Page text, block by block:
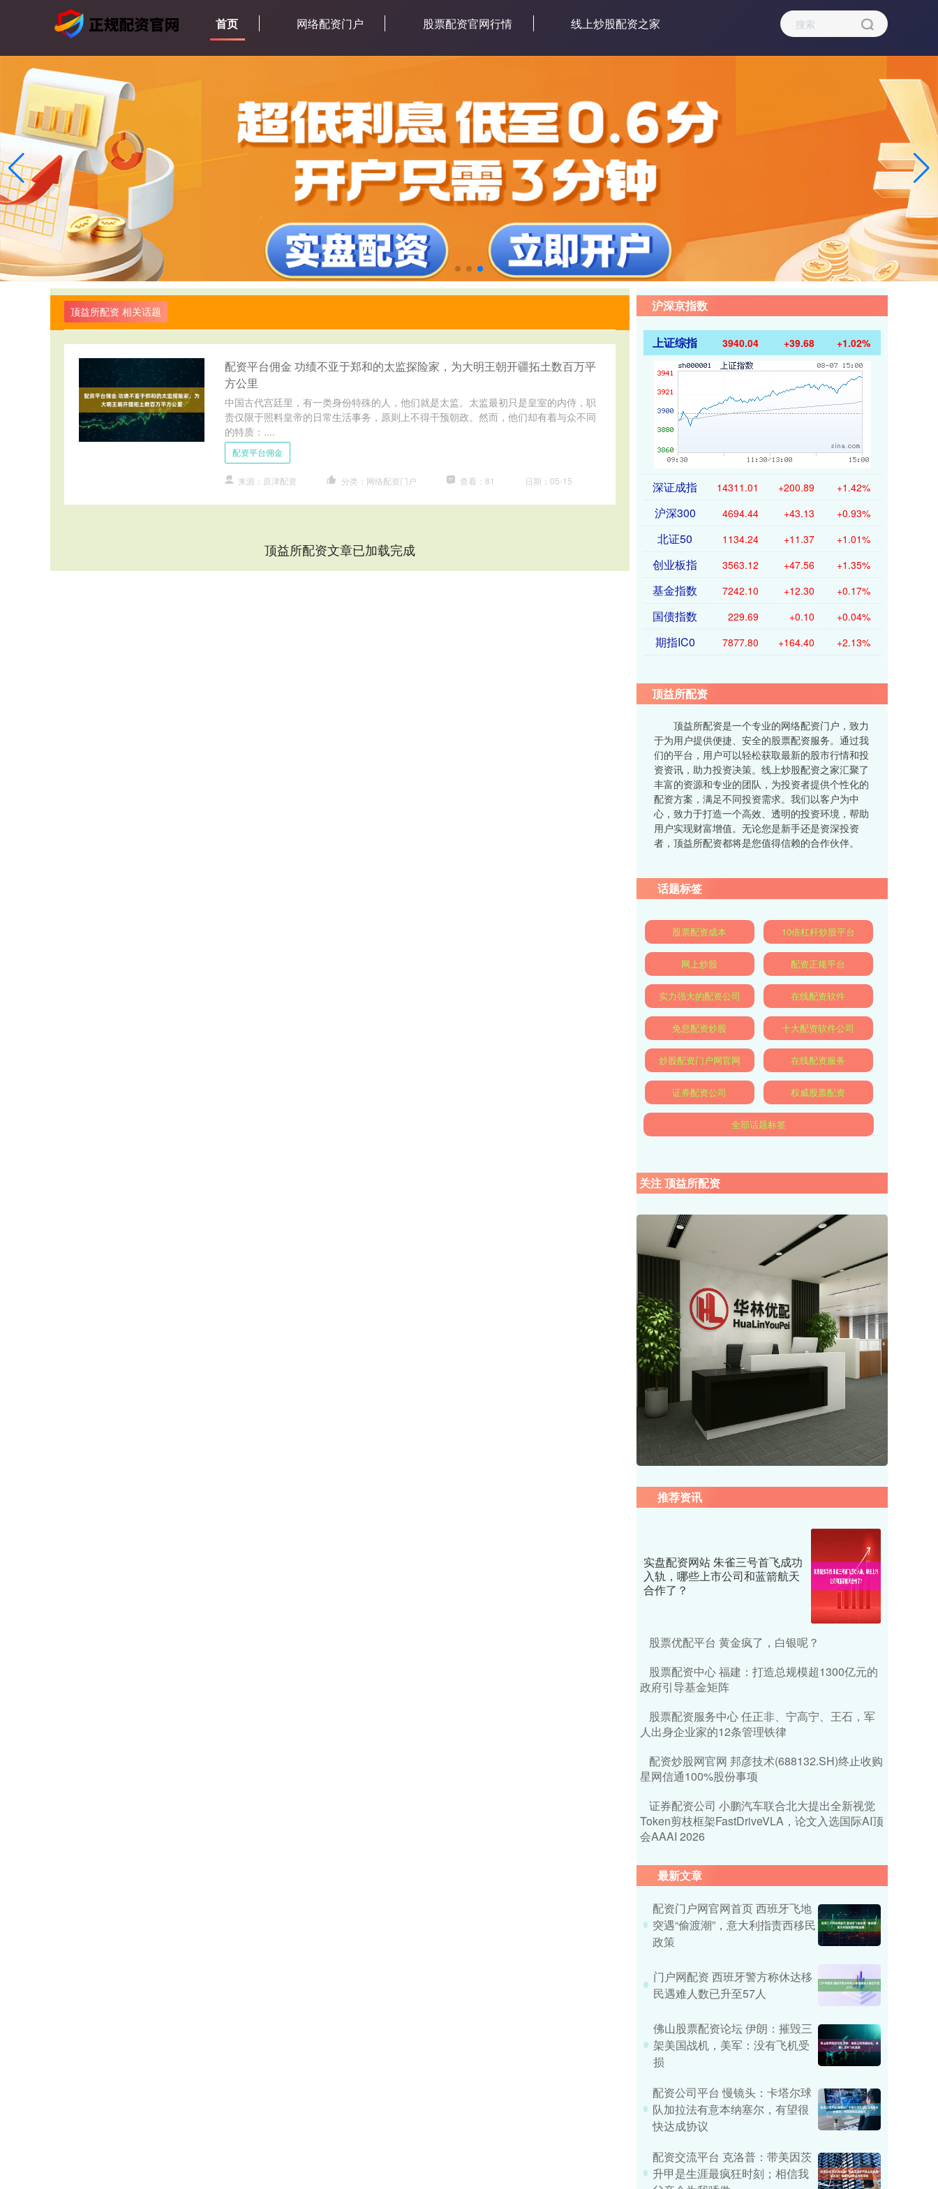
首页 网络配资门户 股票配资官网行情 线上炒股配资之家
顶益所配资 相关话题
配资平台佣金 功绩不亚于郑和的太监探险家，为大明王朝开疆拓土数百万平
方公里
中国古代宫廷里，有一类身份特殊的人，他们就是太监。太监最初只是皇室的内侍，职
责仅限于照料皇帝的日常生活事务，原则上不得干预朝政。然而，他们却有着与众不同
的特质：....
配资平台佣金
来源：原津配资 分类：网络配资门户 查看：81 日期：05-15
顶益所配资文章已加载完成
沪深京指数
上证综指 3940.04 +39.68 +1.02%
深证成指 14311.01 +200.89 +1.42%
沪深300 4694.44 +43.13 +0.93%
北证50 1134.24 +11.37 +1.01%
创业板指 3563.12 +47.56 +1.35%
基金指数 7242.10 +12.30 +0.17%
国债指数 229.69 +0.10 +0.04%
期指IC0 7877.80 +164.40 +2.13%
顶益所配资
顶益所配资是一个专业的网络配资门户，致力
于为用户提供便捷、安全的股票配资服务。通过我
们的平台，用户可以轻松获取最新的股市行情和投
资资讯，助力投资决策。线上炒股配资之家汇聚了
丰富的资源和专业的团队，为投资者提供个性化的
配资方案，满足不同投资需求。我们以客户为中
心，致力于打造一个高效、透明的投资环境，帮助
用户实现财富增值。无论您是新手还是资深投资
者，顶益所配资都将是您值得信赖的合作伙伴。
话题标签
股票配资成本 10倍杠杆炒股平台
网上炒股 配资正规平台
实力强大的配资公司 在线配资软件
免息配资炒股 十大配资软件公司
炒股配资门户网官网 在线配资服务
证券配资公司 权威股票配资
全部话题标签
关注 顶益所配资
推荐资讯
实盘配资网站 朱雀三号首飞成功
入轨，哪些上市公司和蓝箭航天
合作了？
股票优配平台 黄金疯了，白银呢？
股票配资中心 福建：打造总规模超1300亿元的
政府引导基金矩阵
股票配资服务中心 任正非、宁高宁、王石，军
人出身企业家的12条管理铁律
配资炒股网官网 邦彦技术(688132.SH)终止收购
星网信通100%股份事项
证券配资公司 小鹏汽车联合北大提出全新视觉
Token剪枝框架FastDriveVLA，论文入选国际AI顶
会AAAI 2026
最新文章
配资门户网官网首页 西班牙飞地
突遇“偷渡潮”，意大利指责西移民
政策
门户网配资 西班牙警方称休达移
民遇难人数已升至57人
佛山股票配资论坛 伊朗：摧毁三
架美国战机，美军：没有飞机受
损
配资公司平台 慢镜头：卡塔尔球
队加拉法有意本纳塞尔，有望很
快达成协议
配资交流平台 克洛普：带美因茨
升甲是生涯最疯狂时刻；相信我